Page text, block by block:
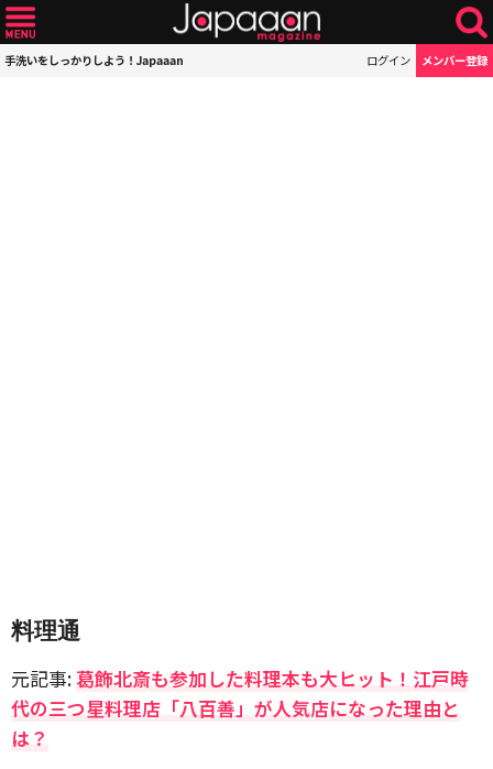
手洗いをしっかりしよう！Japaaan ログイン メンバー登録
料理通
元記事:葛飾北斎も参加した料理本も大ヒット！江戸時
代の三つ星料理店「八百善」が人気店になった理由と
は？